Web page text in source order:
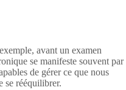
avant un examen
se manifeste souvent par
de gérer ce que nous
se rééquilibrer.